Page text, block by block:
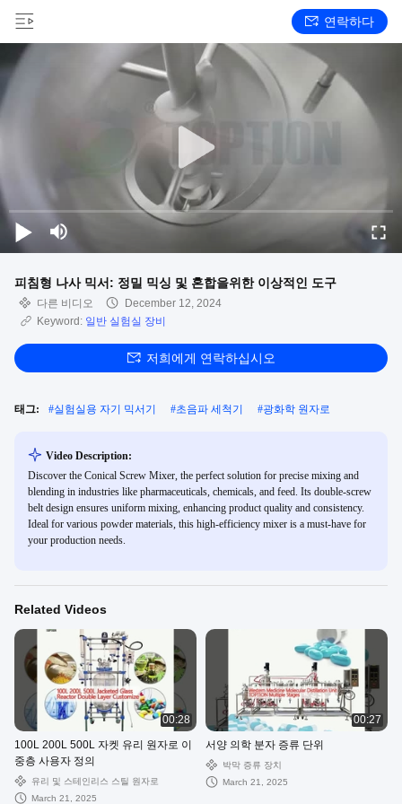
연락하다
피침형 나사 믹서: 정밀 믹싱 및 혼합을위한 이상적인 도구
다른 비디오
December 12, 2024
Keyword: 일반 실험실 장비
저희에게 연락하십시오
태그: #실험실용 자기 믹서기 #초음파 세척기 #광화학 원자로
Video Description:
Discover the Conical Screw Mixer, the perfect solution for precise mixing and
blending in industries like pharmaceuticals, chemicals, and feed. Its double-screw
belt design ensures uniform mixing, enhancing product quality and consistency.
Ideal for various powder materials, this high-efficiency mixer is a must-have for
your production needs.
Related Videos
00:28
100L 200L 500L 자켓 유리 원자로 이
중층 사용자 정의
유리 및 스테인리스 스틸 원자로
March 21, 2025
00:27
서양 의학 분자 증류 단위
박막 증류 장치
March 21, 2025